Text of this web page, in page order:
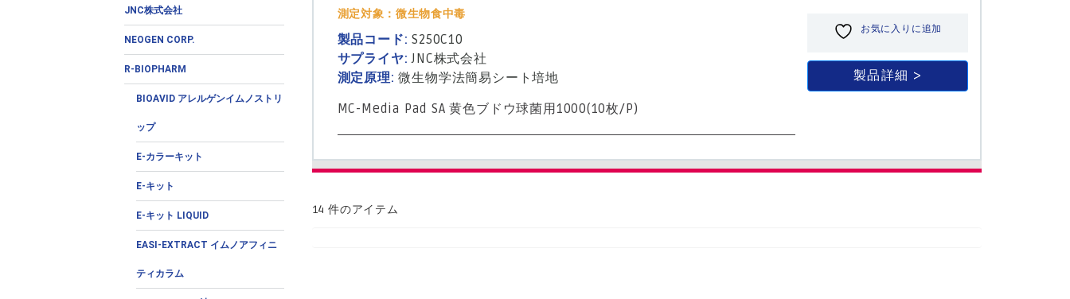
JNC株式会社
NEOGEN CORP.
R-BIOPHARM
BIOAVID アレルゲンイムノストリ
ップ
E-カラーキット
E-キット
E-キット LIQUID
EASI-EXTRACT イムノアフィニ
ティカラム
測定対象：微生物食中毒
製品コード:S250C10
サプライヤ:JNC株式会社
測定原理:微生物学法簡易シート培地
MC-Media Pad SA 黄色ブドウ球菌用1000(10枚/P)
お気に入りに追加
製品詳細
14 件のアイテム